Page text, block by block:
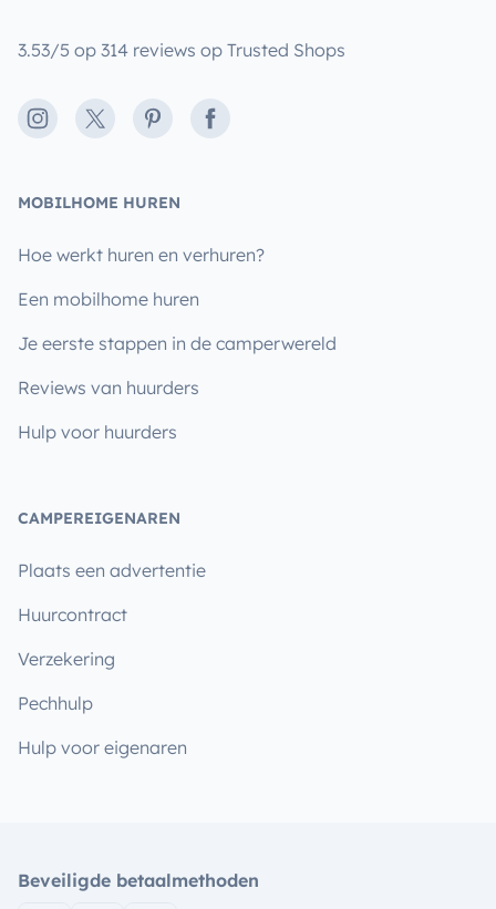
3.53/5 op 314 reviews op Trusted Shops
Instagram
X PinterestFacebook
MOBILHOME HUREN
Hoe werkt huren en verhuren?
Een mobilhome huren
Je eerste stappen in de camperwereld
Reviews van huurders
Hulp voor huurders
CAMPEREIGENAREN
Plaats een advertentie
Huurcontract
Verzekering
Pechhulp
Hulp voor eigenaren
Beveiligde betaalmethoden